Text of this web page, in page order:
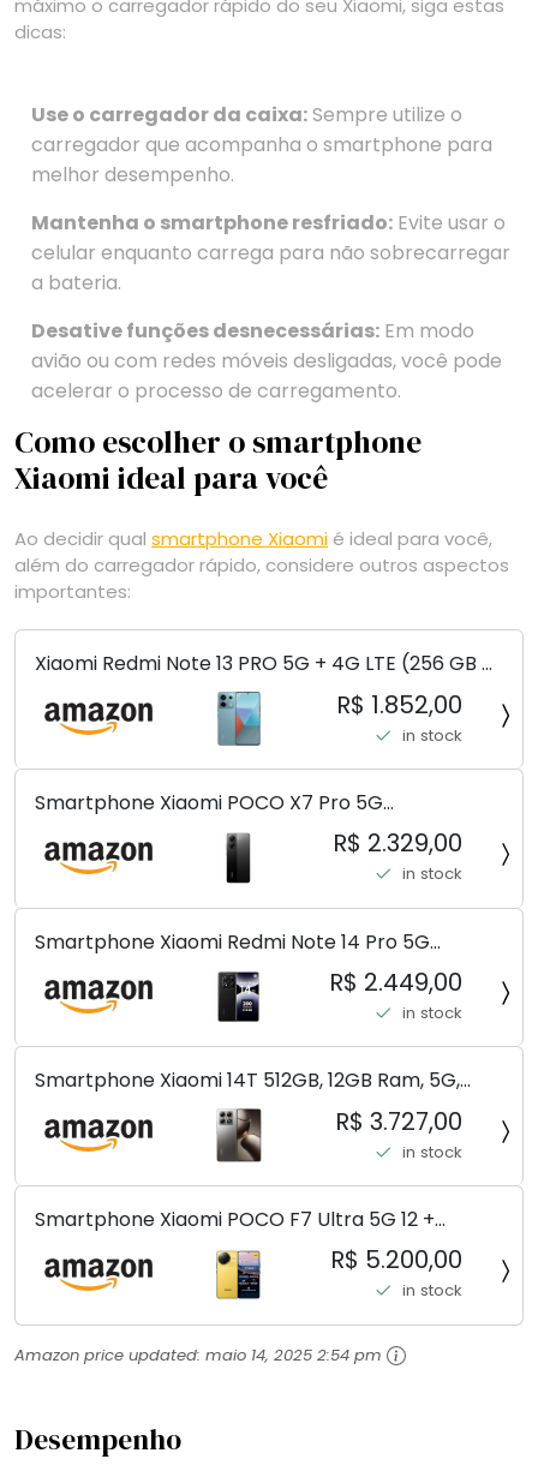
máximo o carregador rápido do seu Xiaomi, siga estas
dicas:
Use o carregador da caixa:Sempre utilize o
carregador que acompanha o smartphone para
melhor desempenho.
Mantenha o smartphone resfriado: Evite usar o
celular enquanto carrega para não sobrecarregar
a bateria.
Desative funções desnecessárias: Em modo
avião ou com redes móveis desligadas, você pode
acelerar o processo de carregamento.
Como escolher o smartphone
Xiaomi ideal para você
Ao decidir qual smartphone Xiaomi é ideal para você,
além do carregador rápido, considere outros aspectos
importantes:
Xiaomi Redmi Note 13 PRO 5G + 4G LTE (256 GB +
8 GB) 200 MP Triplo (Mobile Mint Tello e) +
(Pacote de carregador duplo de carro rápido)
(Ocean Teal (ROM))
R$ 1.852,00
in stock
Smartphone Xiaomi POCO X7 Pro 5G
8+256GB/12+256GB/12+512GB
R$ 2.329,00
in stock
Smartphone Xiaomi Redmi Note 14 Pro 5G
Midnight Black (Preto) 12GB RAM 512GB ROM NFC
[ 24090RA29G ]
R$ 2.449,00
in stock
Smartphone Xiaomi 14T 512GB, 12GB Ram, 5G,
Leica, Cinza - no Brasil
R$ 3.727,00
in stock
Smartphone Xiaomi POCO F7 Ultra 5G 12 +
256GB/16+512GB Processador Snapdragon 8 Elite
Top de Linha Chip VisionBoost D7 para Jogos
Pesados Tela Flow AMOLED 2K...
R$ 5.200,00
in stock
Amazon price updated: maio 14, 2025 2:54 pm
Desempenho